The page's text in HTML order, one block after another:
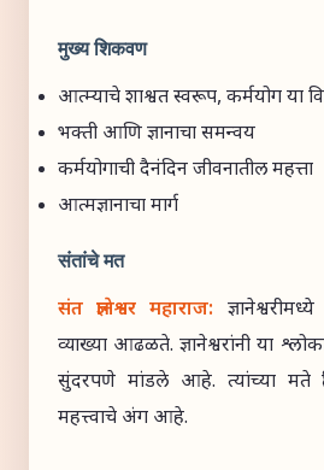
मुख्य शिकवण
आत्म्याचे शाश्वत स्वरूप, कर्मयोग
भक्ती आणि ज्ञानाचा समन्वय
कर्मयोगाची दैनंदिन जीवनातील महत्ता
आत्मज्ञानाचा मार्ग
संतांचे मत
संत ज्ञानेश्वर महाराज:
व्याख्या आढळते. ज्ञानेश्वरांनी या
सुंदरपणे मांडले आहे. त्यांच्या मते
महत्त्वाचे अंग आहे.